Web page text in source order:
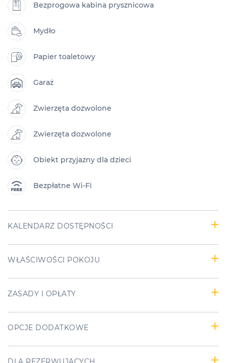
Bezprogowa kabina prysznicowa
Mydło
Papier toaletowy
Garaż
Zwierzęta dozwolone
Zwierzęta dozwolone
Obiekt przyjazny dla dzieci
Bezpłatne Wi-Fi
KALENDARZ DOSTĘPNOŚCI
WŁAŚCIWOŚCI POKOJU
ZASADY I OPŁATY
OPCJE DODATKOWE